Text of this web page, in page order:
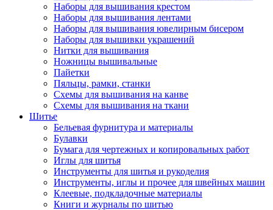
Наборы для вышивания крестом
Наборы для вышивания лентами
Наборы для вышивания ювелирным бисером
Наборы для вышивки украшений
Нитки для вышивания
Ножницы вышивальные
Пайетки
Пяльцы, рамки, станки
Схемы для вышивания на канве
Схемы для вышивания на ткани
Шитье
Бельевая фурнитура и материалы
Булавки
Бумага для чертежных и копировальных работ
Иглы для шитья
Инструменты для шитья и рукоделия
Инструменты, иглы и прочее для швейных машин
Клеевые, подкладочные материалы
Книги и журналы по шитью